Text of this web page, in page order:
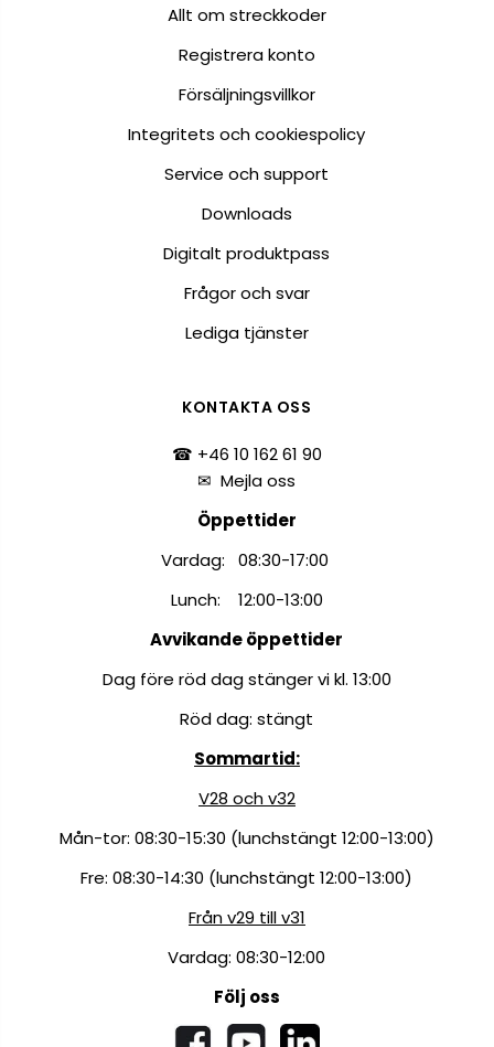
Allt om streckkoder
Registrera konto
Försäljningsvillkor
Integritets och cookiespolicy
Service och support
Downloads
Digitalt produktpass
Frågor och svar
Lediga tjänster
KONTAKTA OSS
☎ +46 10 162 61 90
✉Mejla oss
Öppettider
Vardag: 08:30-17:00
Lunch: 12:00-13:00
Avvikande öppettider
Dag före röd dag stänger vi kl. 13:00
Röd dag: stängt
Sommartid:
V28 och v32
Mån-tor: 08:30-15:30 (lunchstängt 12:00-13:00)
Fre: 08:30-14:30 (lunchstängt 12:00-13:00)
Från v29 till v31
Vardag: 08:30-12:00
Följ oss